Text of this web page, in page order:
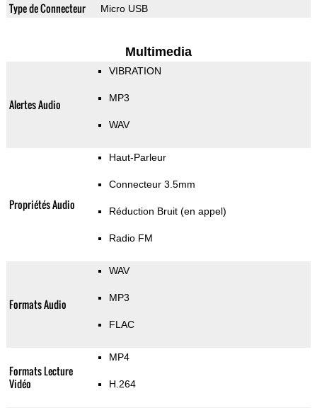
Type de Connecteur Micro USB
Multimedia
Alertes Audio
VIBRATION
MP3
WAV
Propriétés Audio
Haut-Parleur
Connecteur 3.5mm
Réduction Bruit (en appel)
Radio FM
Formats Audio
WAV
MP3
FLAC
Formats Lecture
Vidéo
MP4
H.264